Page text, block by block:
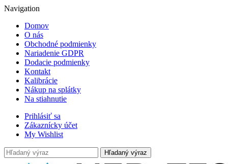
Navigation
Domov
O nás
Obchodné podmienky
Nariadenie GDPR
Dodacie podmienky
Kontakt
Kalibrácie
Nákup na splátky
Na stiahnutie
Prihlásiť sa
Zákaznícky účet
My Wishlist
Hľadaný výraz